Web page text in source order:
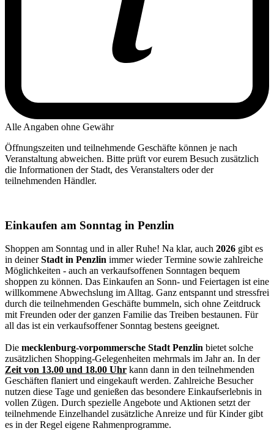
Alle Angaben ohne Gewähr
Öffnungszeiten und teilnehmende Geschäfte können je nach
Veranstaltung abweichen. Bitte prüft vor eurem Besuch zusätzlich
die Informationen der Stadt, des Veranstalters oder der
teilnehmenden Händler.
Einkaufen am Sonntag in Penzlin
Shoppen am Sonntag und in aller Ruhe! Na klar, auch 2026 gibt es
in deinerStadt in Penzlin immer wieder Termine sowie zahlreiche
Möglichkeiten - auch an verkaufsoffenen Sonntagen bequem
shoppen zu können. Das Einkaufen an Sonn- und Feiertagen ist eine
willkommene Abwechslung im Alltag. Ganz entspannt und stressfrei
durch die teilnehmenden Geschäfte bummeln, sich ohne Zeitdruck
mit Freunden oder der ganzen Familie das Treiben bestaunen. Für
all das ist ein verkaufsoffener Sonntag bestens geeignet.
Die mecklenburg-vorpommersche Stadt Penzlin bietet solche
zusätzlichen Shopping-Gelegenheiten mehrmals im Jahr an. In der
Zeit von 13.00 und 18.00 Uhr kann dann in den teilnehmenden
Geschäften flaniert und eingekauft werden. Zahlreiche Besucher
nutzen diese Tage und genießen das besondere Einkaufserlebnis in
vollen Zügen. Durch spezielle Angebote und Aktionen setzt der
teilnehmende Einzelhandel zusätzliche Anreize und für Kinder gibt
es in der Regel eigene Rahmenprogramme.